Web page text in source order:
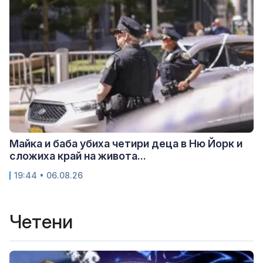
Майка и баба убиха четири деца в Ню Йорк и
сложиха край на живота...
19:44 • 06.08.26
Четени